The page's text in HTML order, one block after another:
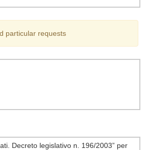
particular requests
Decreto legislativo n. 196/2003” per